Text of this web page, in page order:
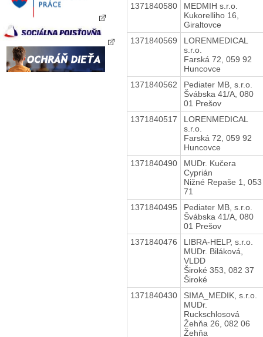
1371840580
MEDMIH s.r.o.
Kukorelliho 16,
Giraltovce
1371840569
LORENMEDICAL
s.r.o.
Farská 72, 059 92
Huncovce
1371840562
Pediater MB, s.r.o.
Švábska 41/A, 080
01 Prešov
1371840517
LORENMEDICAL
s.r.o.
Farská 72, 059 92
Huncovce
1371840490
MUDr. Kučera
Cyprián
Nižné Repaše 1, 053
71
1371840495
Pediater MB, s.r.o.
Švábska 41/A, 080
01 Prešov
1371840476
LIBRA-HELP, s.r.o.
MUDr. Biláková,
VLDD
Široké 353, 082 37
Široké
1371840430
SIMA_MEDIK, s.r.o.
MUDr.
Ruckschlosová
Žehňa 26, 082 06
Žehňa